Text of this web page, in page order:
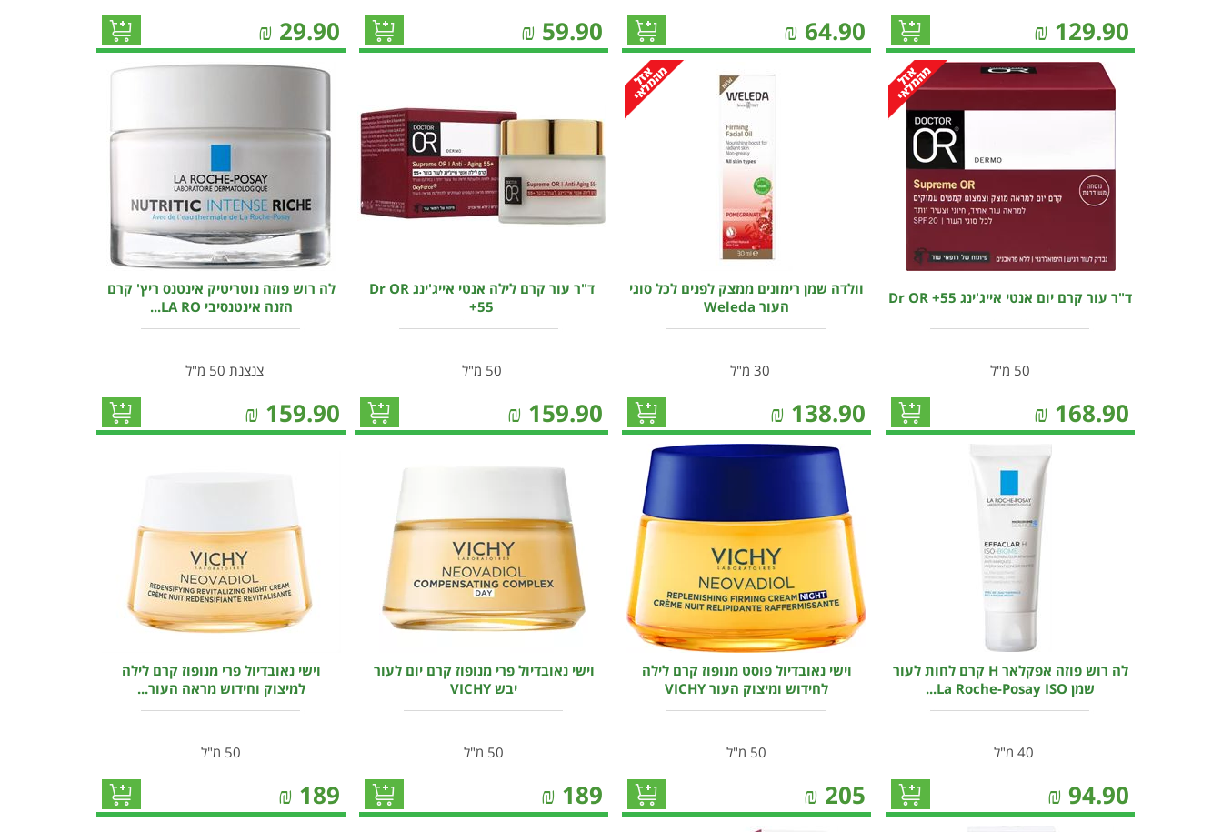
129.90
₪
64.90
₪
59.90
₪
29.90
₪
ד"ר עור קרם יום אנטי אייג'ינג Dr OR +55
50 מ"ל
168.90
₪
וולדה שמן רימונים ממצק לפנים לכל סוגי
העור Weleda
30 מ"ל
138.90
₪
ד"ר עור קרם לילה אנטי אייג'ינג Dr OR
+55
50 מ"ל
159.90
₪
לה רוש פוזה נוטריטיק אינטנס ריץ' קרם
הזנה אינטנסיבי LA RO...
צנצנת 50 מ"ל
159.90
₪
לה רוש פוזה אפקלאר H קרם לחות לעור
שמן La Roche-Posay ISO...
40 מ"ל
94.90
₪
וישי נאובדיול פוסט מנופוז קרם לילה
לחידוש ומיצוק העור VICHY
50 מ"ל
205
₪
וישי נאובדיול פרי מנופוז קרם יום לעור
יבש VICHY
50 מ"ל
189
₪
וישי נאובדיול פרי מנופוז קרם לילה
למיצוק וחידוש מראה העור...
50 מ"ל
189
₪